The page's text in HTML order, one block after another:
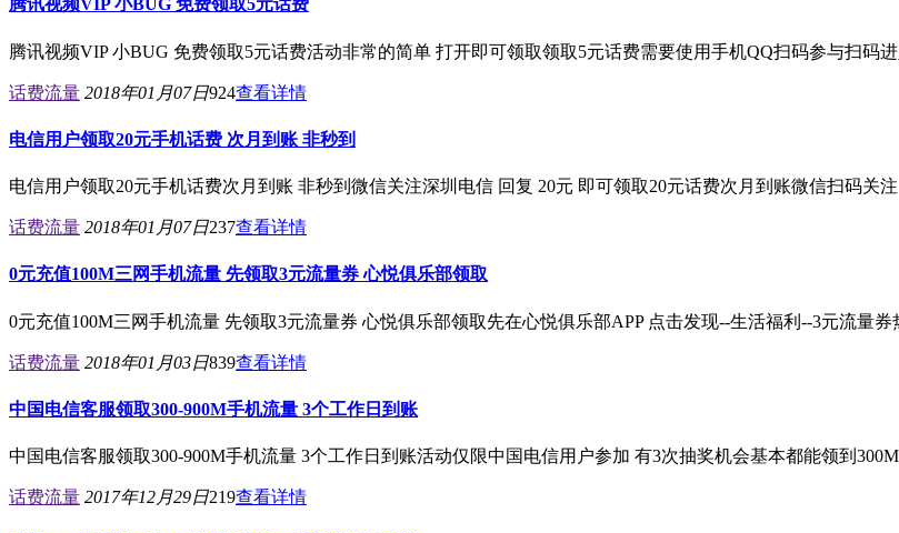
腾讯视频VIP 小BUG 免费领取5元话费
腾讯视频VIP 小BUG 免费领取5元话费活动非常的简单 打开即可领取领取5元话费需要使用手机QQ扫码参与扫码
话费流量 2018年01月07日924查看详情
电信用户领取20元手机话费 次月到账 非秒到
电信用户领取20元手机话费次月到账 非秒到微信关注深圳电信 回复 20元 即可领取20元话费次月到账微信扫码关注
话费流量 2018年01月07日237查看详情
0元充值100M三网手机流量 先领取3元流量券 心悦俱乐部领取
0元充值100M三网手机流量 先领取3元流量券 心悦俱乐部领取先在心悦俱乐部APP 点击发现--生活福利--3元流量
话费流量 2018年01月03日839查看详情
中国电信客服领取300-900M手机流量 3个工作日到账
中国电信客服领取300-900M手机流量 3个工作日到账活动仅限中国电信用户参加 有3次抽奖机会基本都能领到
话费流量 2017年12月29日219查看详情